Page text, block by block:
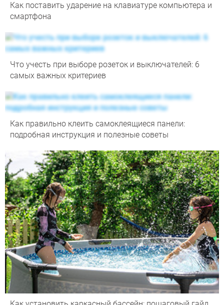
Как поставить ударение на клавиатуре компьютера и
смартфона
Что учесть при выборе розеток и выключателей: 6
самых важных критериев
Как правильно клеить самоклеящиеся панели:
подробная инструкция и полезные советы